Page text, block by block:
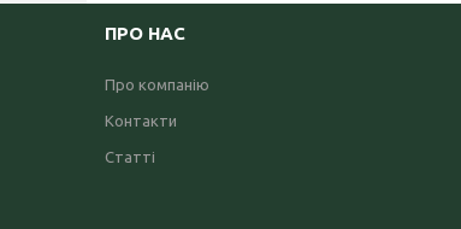
ПРО НАС
Про компанію
Контакти
Статті